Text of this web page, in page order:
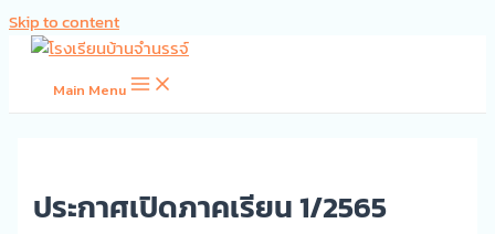
Skip to content
Main Menu
ประกาศเปิดภาคเรียน 1/2565